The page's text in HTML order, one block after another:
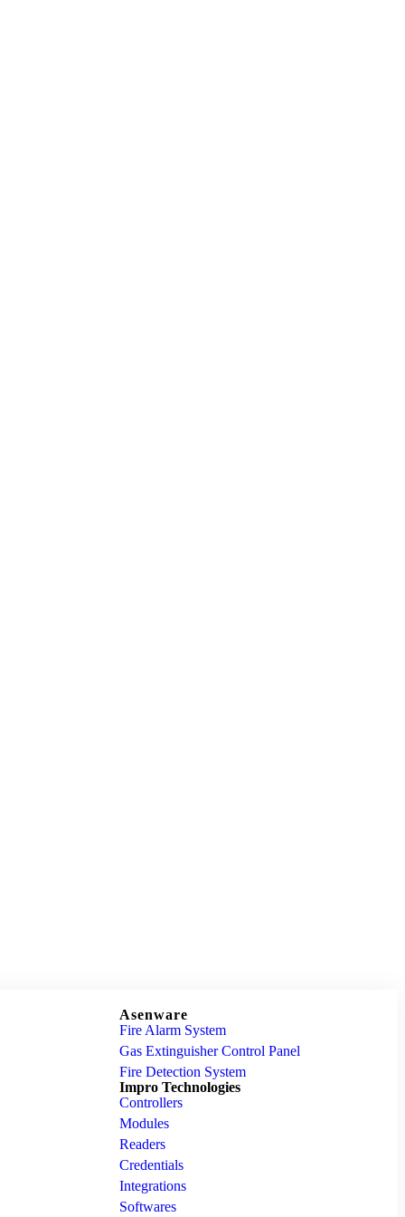
Asenware
Fire Alarm System
Gas Extinguisher Control Panel
Fire Detection System
Impro Technologies
Controllers
Modules
Readers
Credentials
Integrations
Softwares